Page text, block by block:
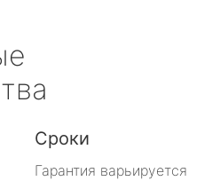
Сроки
Гарантия варьируется